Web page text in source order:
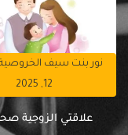
نور بنت سيف
12, 2025
علاقتي الزوجية